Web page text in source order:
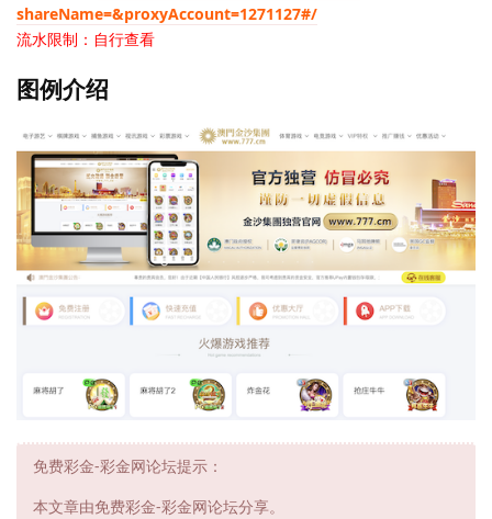
shareName=&proxyAccount=1271127#/
流水限制：自行查看
图例介绍
免费彩金-彩金网论坛提示：
本文章由免费彩金-彩金网论坛分享。